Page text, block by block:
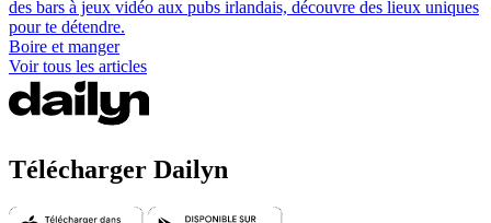
des bars à jeux vidéo aux pubs irlandais, découvre des lieux uniques
pour te détendre.
Boire et manger
Voir tous les articles
Télécharger Dailyn